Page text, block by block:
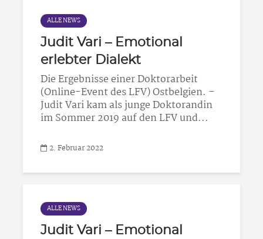
ALLE NEWS
Judit Vari – Emotional
erlebter Dialekt
Die Ergebnisse einer Doktorarbeit
(Online-Event des LFV) Ostbelgien. –
Judit Vari kam als junge Doktorandin
im Sommer 2019 auf den LFV und...
2. Februar 2022
ALLE NEWS
Judit Vari – Emotional